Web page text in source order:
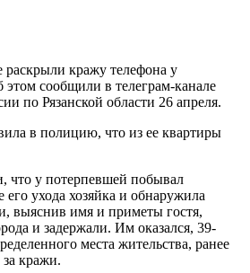
кражу телефона у
сообщили в телеграм-канале
по Рязанской области 26 апреля.
в полицию, что из ее квартиры
что у потерпевшей побывал
ухода хозяйка и обнаружила
выяснив имя и приметы гостя,
и задержали. Им оказался, 39-
места жительства, ранее
кражи.